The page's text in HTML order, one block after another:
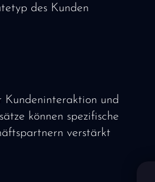
des Kunden
Kundeninteraktion und
können spezifische
verstärkt